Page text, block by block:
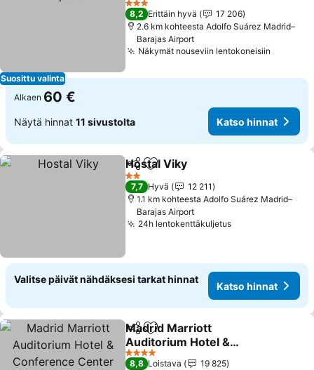
Suosittu valinta
3 Tähtiluokitus
8,2 Erittäin hyvä
17 206
2.6 km kohteesta Adolfo Suárez Madrid–
Barajas Airport
Näkymät nouseviin lentokoneisiin
Alkaen 60 €
Näytä hinnat 11 sivustolta Katso hinnat
Jaa Lisää suosikkeihin
Hostal Viky
2 Tähtiluokitus
7,7 Hyvä
12 211
1.1 km kohteesta Adolfo Suárez Madrid–
Barajas Airport
24h lentokenttäkuljetus
Valitse päivät nähdäksesi tarkat hinnat
Katso hinnat
Jaa Lisää suosikkeihin
Madrid Marriott
Auditorium Hotel &
Conference Center
4 Tähtiluokitus
8,8 Loistava
19 825